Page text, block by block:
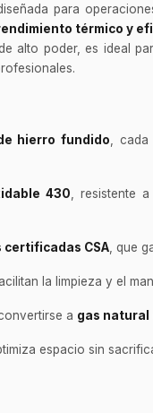
para
térmico y
alto poder, es ideal
hierro fundido ,
430 , resistente
certificadas CSA , que
la limpieza y el
a gas natural
espacio sin